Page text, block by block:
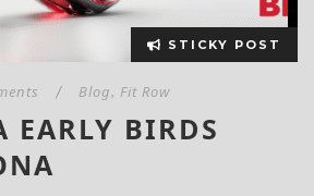
STICKY POST
/ Blog, Fit Row
EARLY BIRDS